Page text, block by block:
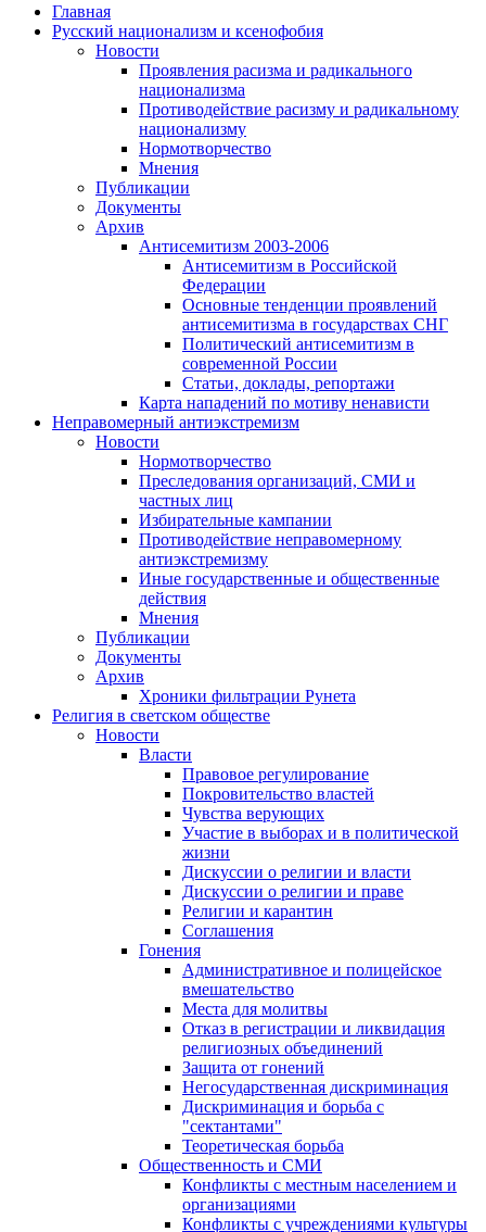
Главная
Русский национализм и ксенофобия
Новости
Проявления расизма и радикального
национализма
Противодействие расизму и радикальному
национализму
Нормотворчество
Мнения
Публикации
Документы
Архив
Антисемитизм 2003-2006
Антисемитизм в Российской
Федерации
Основные тенденции проявлений
антисемитизма в государствах СНГ
Политический антисемитизм в
современной России
Статьи, доклады, репортажи
Карта нападений по мотиву ненависти
Неправомерный антиэкстремизм
Новости
Нормотворчество
Преследования организаций, СМИ и
частных лиц
Избирательные кампании
Противодействие неправомерному
антиэкстремизму
Иные государственные и общественные
действия
Мнения
Публикации
Документы
Архив
Хроники фильтрации Рунета
Религия в светском обществе
Новости
Власти
Правовое регулирование
Покровительство властей
Чувства верующих
Участие в выборах и в политической
жизни
Дискуссии о религии и власти
Дискуссии о религии и праве
Религии и карантин
Соглашения
Гонения
Административное и полицейское
вмешательство
Места для молитвы
Отказ в регистрации и ликвидация
религиозных объединений
Защита от гонений
Негосударственная дискриминация
Дискриминация и борьба с
"сектантами"
Теоретическая борьба
Общественность и СМИ
Конфликты с местным населением и
организациями
Конфликты с учреждениями культуры